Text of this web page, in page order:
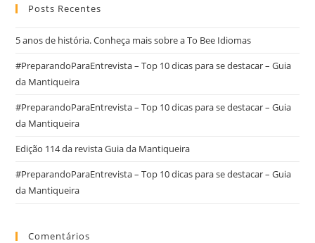
Posts Recentes
5 anos de história. Conheça mais sobre a To Bee Idiomas
#PreparandoParaEntrevista – Top 10 dicas para se destacar – Guia
da Mantiqueira
#PreparandoParaEntrevista – Top 10 dicas para se destacar – Guia
da Mantiqueira
Edição 114 da revista Guia da Mantiqueira
#PreparandoParaEntrevista – Top 10 dicas para se destacar – Guia
da Mantiqueira
Comentários